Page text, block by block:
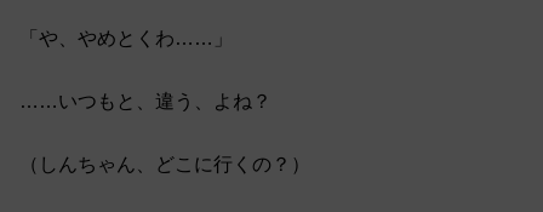
「や、やめとくわ……」
……いつもと、違う、よね？
（しんちゃん、どこに行くの？）